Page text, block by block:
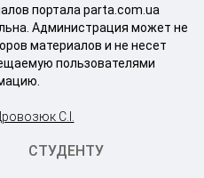
портала parta.com.ua
Администрация может не
материалов и не несет
пользователями
С.І.
СТУДЕНТУ